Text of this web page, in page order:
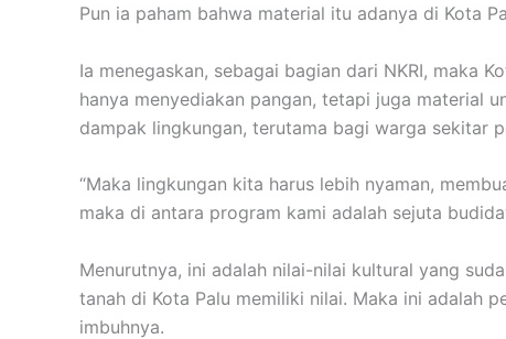
Pun ia paham bahwa material itu adanya di Kota
Ia menegaskan, sebagai bagian dari NKRI, maka
hanya menyediakan pangan, tetapi juga material
dampak lingkungan, terutama bagi warga sekitar
“Maka lingkungan kita harus lebih nyaman,
maka di antara program kami adalah sejuta
Menurutnya, ini adalah nilai-nilai kultural yang
tanah di Kota Palu memiliki nilai. Maka ini adalah
imbuhnya.